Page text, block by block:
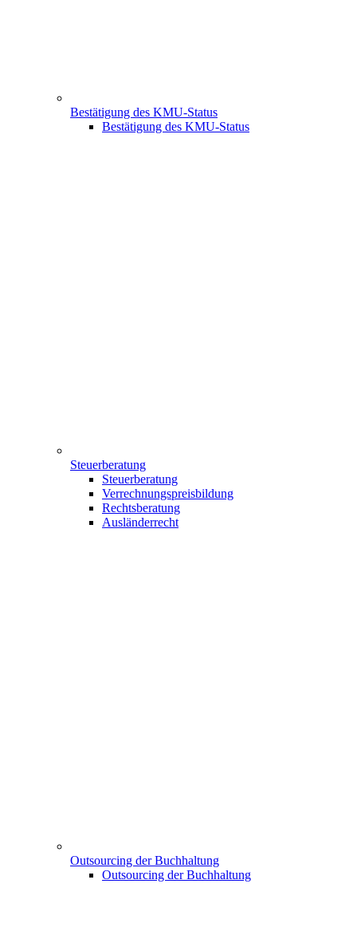
Bestätigung des KMU-Status
Bestätigung des KMU-Status
Steuerberatung
Steuerberatung
Verrechnungspreisbildung
Rechtsberatung
Ausländerrecht
Outsourcing der Buchhaltung
Outsourcing der Buchhaltung